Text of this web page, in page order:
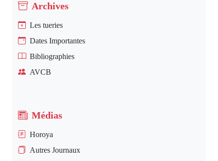
Archives
Les tueries
Dates Importantes
Bibliographies
AVCB
Médias
Horoya
Autres Journaux